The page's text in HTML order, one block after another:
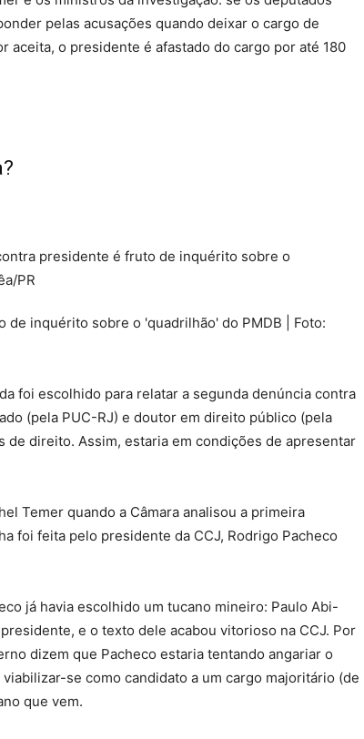
pelas acusações quando deixar o cargo de
aceita, o presidente é afastado do cargo por até 180
inquérito sobre o 'quadrilhão' do PMDB | Foto:
foi escolhido para relatar a segunda denúncia contra
(pela PUC-RJ) e doutor em direito público (pela
de direito. Assim, estaria em condições de apresentar
Temer quando a Câmara analisou a primeira
foi feita pelo presidente da CCJ, Rodrigo Pacheco
já havia escolhido um tucano mineiro: Paulo Abi-
e o texto dele acabou vitorioso na CCJ. Por
dizem que Pacheco estaria tentando angariar o
se como candidato a um cargo majoritário (de
que vem.